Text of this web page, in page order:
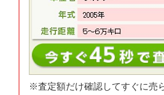
※査定額だけ確認してすぐに売